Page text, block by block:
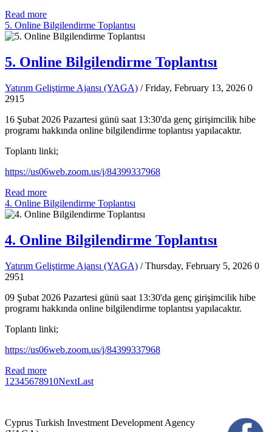
Read more
5. Online Bilgilendirme Toplantısı
5. Online Bilgilendirme Toplantısı
Yatırım Geliştirme Ajansı (YAGA) / Friday, February 13, 2026 0
2915
16 Şubat 2026 Pazartesi günü saat 13:30'da genç girişimcilik hibe
programı hakkında online bilgilendirme toplantısı yapılacaktır.
Toplantı linki;
https://us06web.zoom.us/j/84399337968
Read more
4. Online Bilgilendirme Toplantısı
4. Online Bilgilendirme Toplantısı
Yatırım Geliştirme Ajansı (YAGA) / Thursday, February 5, 2026 0
2951
09 Şubat 2026 Pazartesi günü saat 13:30'da genç girişimcilik hibe
programı hakkında online bilgilendirme toplantısı yapılacaktır.
Toplantı linki;
https://us06web.zoom.us/j/84399337968
Read more
1 2345678910NextLast
Cyprus Turkish Investment Development Agency